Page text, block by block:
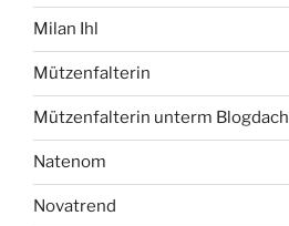
Milan Ihl
Mützenfalterin
Mützenfalterin unterm Blogdach
Natenom
Novatrend